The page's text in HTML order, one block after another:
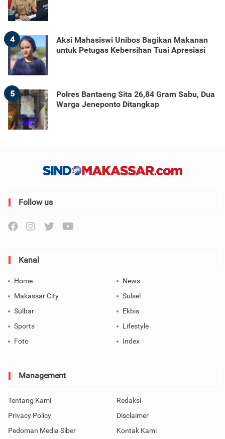
4
Aksi Mahasiswi Unibos Bagikan Makanan
untuk Petugas Kebersihan Tuai Apresiasi
5
Polres Bantaeng Sita 26,84 Gram Sabu, Dua
Warga Jeneponto Ditangkap
Follow us
Kanal
Home
News
Makassar City
Sulsel
Sulbar
Ekbis
Sports
Lifestyle
Foto
Index
Management
Tentang Kami
Redaksi
Privacy Policy
Disclaimer
Pedoman Media Siber
Kontak Kami